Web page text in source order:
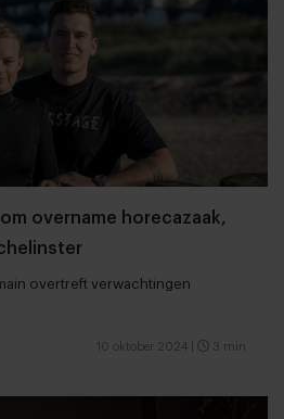
overname horecazaak,
overtreft verwachtingen
10 oktober 2024 3 min